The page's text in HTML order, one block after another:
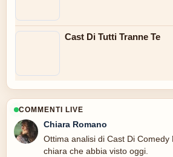
Cast Di Tutti Tranne Te
COMMENTI LIVE
Chiara Romano
Ottima analisi di Cast Di Comedy
chiara che abbia visto oggi.